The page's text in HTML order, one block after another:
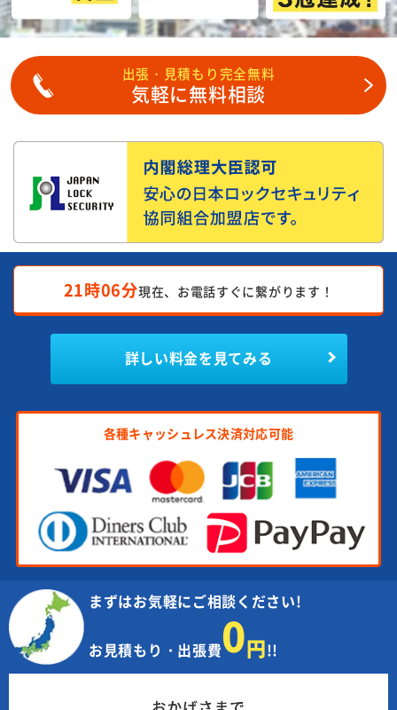
出張・見積もり完全無料
気軽に無料相談
21時06分現在、お電話すぐに繋がります！
詳しい料金を見てみる
各種キャッシュレス決済対応可能
まずはお気軽にご相談ください!
お見積もり・出張費0円!!